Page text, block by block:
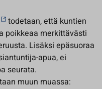
todetaan, että kuntien
poikkeaa merkittävästi
Lisäksi epäsuoraa
apua, ei
seurata.
muun muassa: